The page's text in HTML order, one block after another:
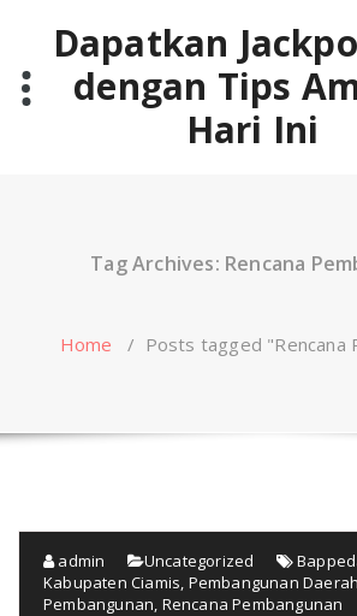
contentDapatkan
dengan Tips
Hari Ini
Tag Archives: Rencana
Home / Posts tagged "Rencana
admin Uncategorized
Kabupaten Ciamis Pembangunan Daerah
Pembangunan Rencana Pembangunan